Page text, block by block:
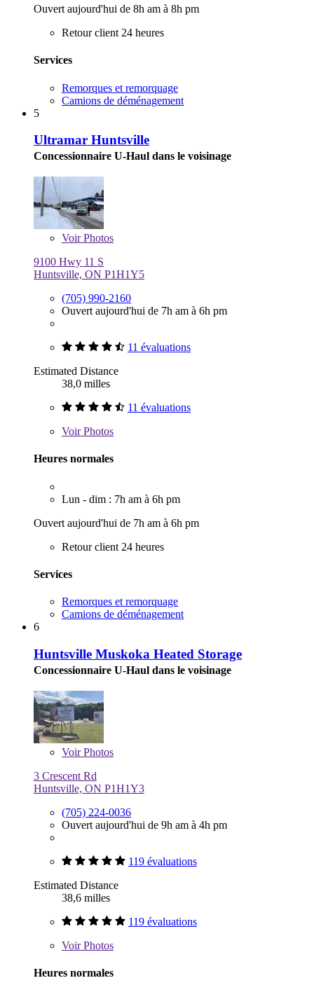
Ouvert aujourd'hui de 8h am à 8h pm
Retour client 24 heures
Services
Remorques et remorquage
Camions de déménagement
5
Ultramar Huntsville
Concessionnaire U-Haul dans le voisinage
VoirPhotos
9100 Hwy 11 S
Huntsville, ON P1H1Y5
(705) 990-2160
Ouvert aujourd'hui de 7h am à 6h pm
11 évaluations
Estimated Distance
38,0 milles
11 évaluations
VoirPhotos
Heures normales
Lun - dim : 7h am à 6h pm
Ouvert aujourd'hui de 7h am à 6h pm
Retour client 24 heures
Services
Remorques et remorquage
Camions de déménagement
6
Huntsville Muskoka Heated Storage
Concessionnaire U-Haul dans le voisinage
VoirPhotos
3 Crescent Rd
Huntsville, ON P1H1Y3
(705) 224-0036
Ouvert aujourd'hui de 9h am à 4h pm
119 évaluations
Estimated Distance
38,6 milles
119 évaluations
VoirPhotos
Heures normales